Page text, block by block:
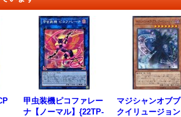
甲虫装機ピコファレー
ナ【ノーマル】{22TP-
マジシャンオブ
クイリュージョ